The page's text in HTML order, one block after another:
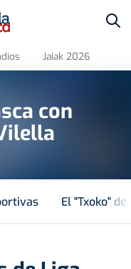
Jaiak 2026
con
El "Txoko"